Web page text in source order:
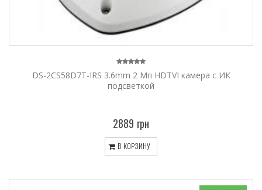
DS-2CS58D7T-IRS 3.6mm 2 Мп HDTVI камера с ИК
подсветкой
2889 грн
В КОРЗИНУ